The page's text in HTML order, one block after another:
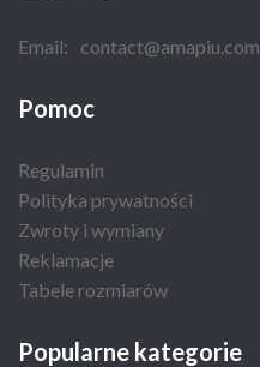
Email: contact@amapiu.com
Pomoc
Regulamin
Polityka prywatności
Zwroty i wymiany
Reklamacje
Tabele rozmiarów
Popularne kategorie